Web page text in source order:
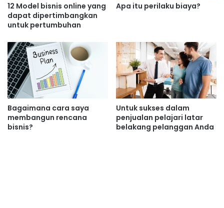
12 Model bisnis online yang
dapat dipertimbangkan
untuk pertumbuhan
Apa itu perilaku biaya?
Bagaimana cara saya
membangun rencana
bisnis?
Untuk sukses dalam
penjualan pelajari latar
belakang pelanggan Anda